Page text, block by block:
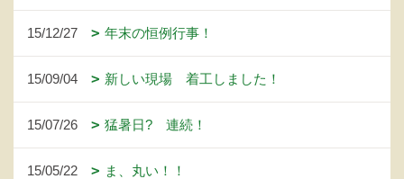
15/12/27 年末の恒例行事！
15/09/04 新しい現場 着工しました！
15/07/26 猛暑日? 連続！
15/05/22 ま、丸い！！